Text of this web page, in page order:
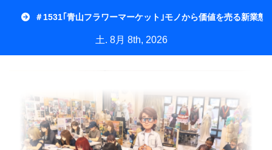
＃1531｢青山フラワーマーケット｣モノから価値を売る新業態
土. 8月 8th, 2026